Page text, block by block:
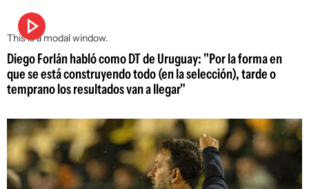
This is a modal window.
Diego Forlán habló como DT de Uruguay: "Por la forma en
que se está construyendo todo (en la selección), tarde o
temprano los resultados van a llegar"